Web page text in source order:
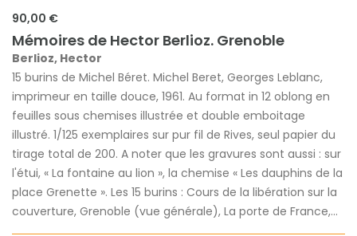
90,00 €
Mémoires de Hector Berlioz. Grenoble
Berlioz, Hector
15 burins de Michel Béret. Michel Beret, Georges Leblanc,
imprimeur en taille douce, 1961. Au format in 12 oblong en
feuilles sous chemises illustrée et double emboitage
illustré. 1/125 exemplaires sur pur fil de Rives, seul papier du
tirage total de 200. A noter que les gravures sont aussi : sur
l'étui, « La fontaine au lion », la chemise « Les dauphins de la
place Grenette ». Les 15 burins : Cours de la libération sur la
couverture, Grenoble (vue générale), La porte de France,...